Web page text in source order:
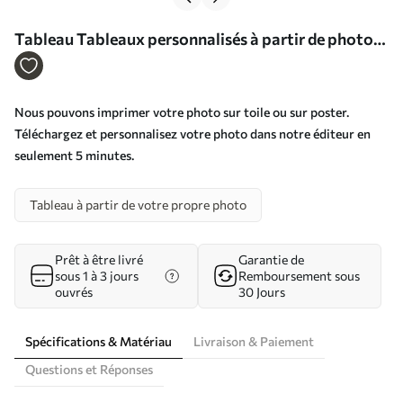
Tableau Tableaux personnalisés à partir de photos
Nr s33461
Nous pouvons imprimer votre photo sur toile ou sur poster.
Téléchargez et personnalisez votre photo dans notre éditeur en
seulement 5 minutes.
Tableau à partir de votre propre photo
Prêt à être livré
sous 1 à 3 jours
ouvrés
Garantie de
Remboursement sous
30 Jours
Spécifications & Matériau
Livraison & Paiement
Questions et Réponses